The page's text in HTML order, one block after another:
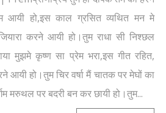
आयी हो,इस काल ग्रसित व्यथित मन मे
करने आयी हो।तुम राधा सी निश्छल
मुझमे कृष्ण सा प्रेम भरा,इस गीत रहित,
आयी हो।तुम चिर वर्षा मैं चातक पर मेघों का
मरुथल पर बदरी बन कर छायी हो।तुम...